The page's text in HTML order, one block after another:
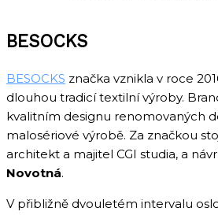
BESOCKS
BESOCKS značka vznikla v roce
dlouhou tradicí textilní výroby.
kvalitním designu renomovaných
malosériové výrobě. Za značkou
architekt a majitel CGI studia, a
Novotná.
V přibližně dvouletém intervalu